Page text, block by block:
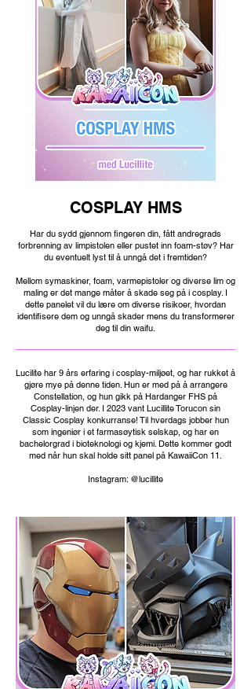
COSPLAY HMS
Har du sydd gjennom fingeren din, fått andregrads
forbrenning av limpistolen eller pustet inn foam-støv? Har
du eventuelt lyst til å unngå det i fremtiden?
Mellom symaskiner, foam, varmepistoler og diverse lim og
maling er det mange måter å skade seg på i cosplay. I
dette panelet vil du lære om diverse risikoer, hvordan
identifisere dem og unngå skader mens du transformerer
deg til din waifu.
Lucilite har 9 års erfaring i cosplay-miljøet, og har rukket å
gjøre mye på denne tiden. Hun er med på å arrangere
Constellation, og hun gikk på Hardanger FHS på
Cosplay-linjen der. I 2023 vant Lucillite Torucon sin
Classic Cosplay konkurranse! Til hverdags jobber hun
som ingeniør i et farmasøytisk selskap, og har en
bachelorgrad i bioteknologi og kjemi. Dette kommer godt
med når hun skal holde sitt panel på KawaiiCon 11.
Instagram: @lucillite